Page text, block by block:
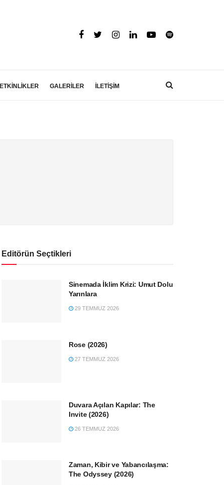
ETKİNLİKLER GALERİLER İLETİŞİM
Editörün Seçtikleri
Sinemada İklim Krizi: Umut Dolu
Yarınlara
29 TEMMUZ 2026
Rose (2026)
27 TEMMUZ 2026
Duvara Açılan Kapılar: The
Invite (2026)
26 TEMMUZ 2026
Zaman, Kibir ve Yabancılaşma:
The Odyssey (2026)